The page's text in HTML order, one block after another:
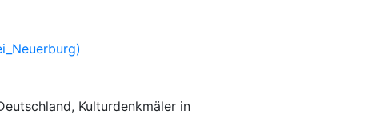
Kulturdenkmäler in